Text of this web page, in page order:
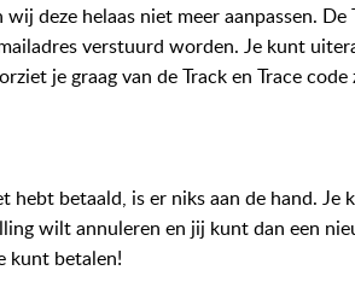
deze helaas niet meer aanpassen. De
verstuurd worden. Je kunt
je graag van de Track en Trace
betaald, is er niks aan de hand. Je
wilt annuleren en jij kunt dan een
kunt betalen!